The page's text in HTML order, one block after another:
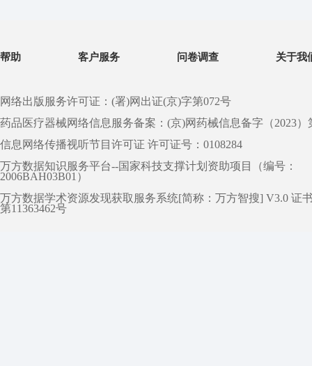
帮助 客户服务 问卷调查 关于我
网络出版服务许可证：(署)网出证(京)字第072号
药品医疗器械网络信息服务备案：(京)网药械信息备字（2023）
信息网络传播视听节目许可证 许可证号：0108284
万方数据知识服务平台--国家科技支撑计划资助项目（编号：
2006BAH03B01）
万方数据学术资源发现获取服务系统[简称：万方智搜] V3.0 证
第11363462号